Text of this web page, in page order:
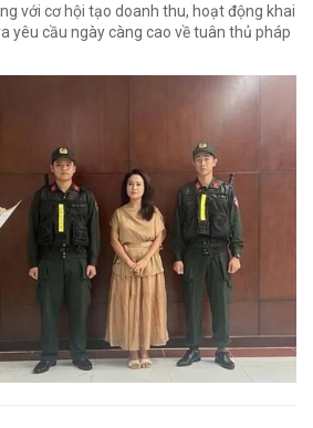
với cơ hội tạo doanh thu, hoạt động khai
yêu cầu ngày càng cao về tuân thủ pháp